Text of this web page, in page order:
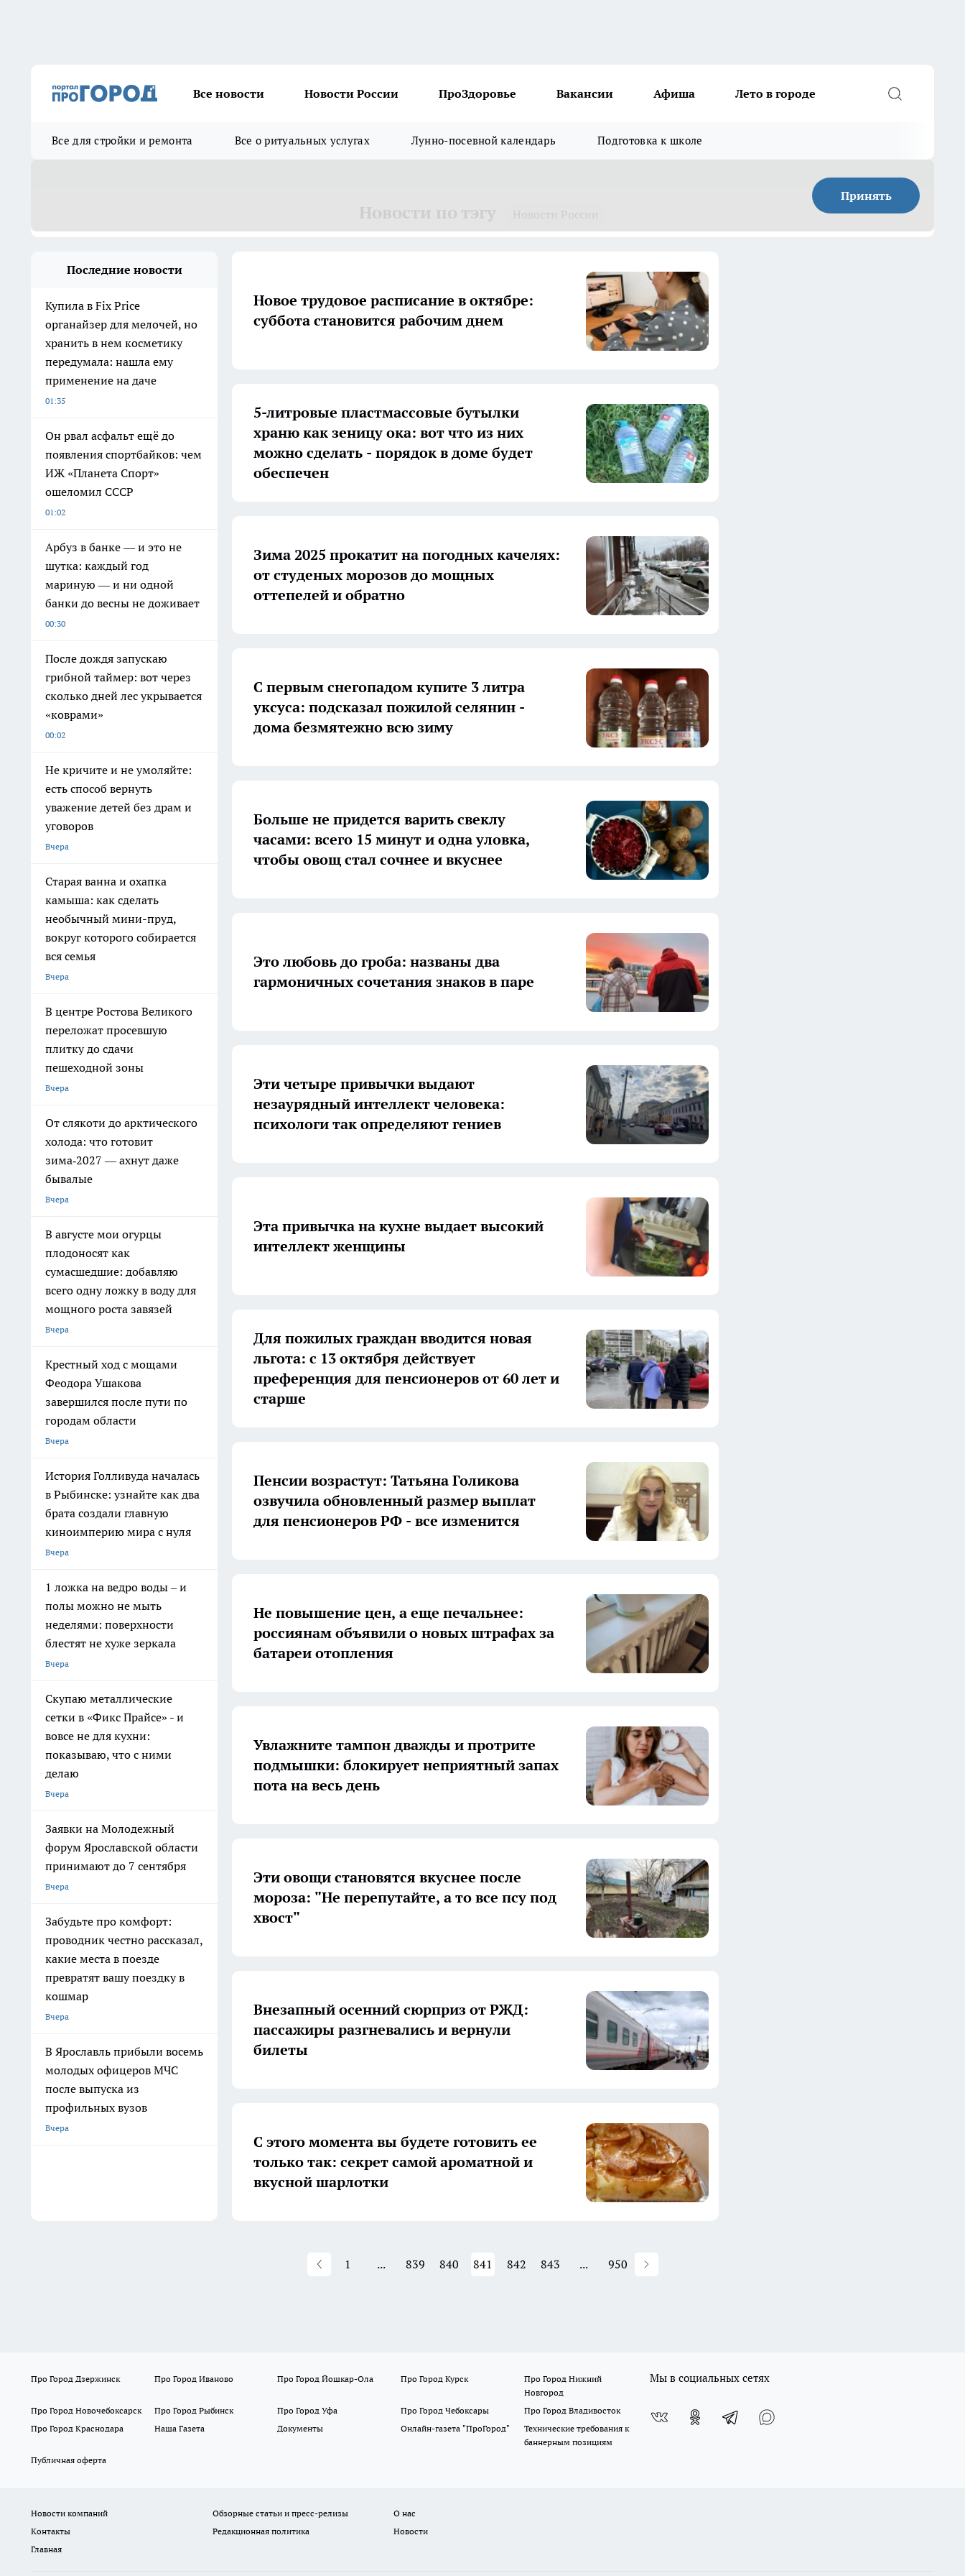
Все новости Новости России ПроЗдоровье Вакансии Афиша Лето в городе
Все для стройки и ремонта Все о ритуальных услугах Лунно-посевной календарь Подготовка к школе
Принять
Последние новости
Купила в Fix Price
органайзер для мелочей, но
хранить в нем косметику
передумала: нашла ему
применение на даче
01:35
Он рвал асфальт ещё до
появления спортбайков: чем
ИЖ «Планета Спорт»
ошеломил СССР
01:02
Арбуз в банке — и это не
шутка: каждый год
мариную — и ни одной
банки до весны не доживает
00:30
После дождя запускаю
грибной таймер: вот через
сколько дней лес укрывается
«коврами»
00:02
Не кричите и не умоляйте:
есть способ вернуть
уважение детей без драм и
уговоров
Вчера
Старая ванна и охапка
камыша: как сделать
необычный мини-пруд,
вокруг которого собирается
вся семья
Вчера
В центре Ростова Великого
переложат просевшую
плитку до сдачи
пешеходной зоны
Вчера
От слякоти до арктического
холода: что готовит
зима‑2027 — ахнут даже
бывалые
Вчера
В августе мои огурцы
плодоносят как
сумасшедшие: добавляю
всего одну ложку в воду для
мощного роста завязей
Вчера
Крестный ход с мощами
Феодора Ушакова
завершился после пути по
городам области
Вчера
История Голливуда началась
в Рыбинске: узнайте как два
брата создали главную
киноимперию мира с нуля
Вчера
1 ложка на ведро воды – и
полы можно не мыть
неделями: поверхности
блестят не хуже зеркала
Вчера
Скупаю металлические
сетки в «Фикс Прайсе» - и
вовсе не для кухни:
показываю, что с ними
делаю
Вчера
Заявки на Молодежный
форум Ярославской области
принимают до 7 сентября
Вчера
Забудьте про комфорт:
проводник честно рассказал,
какие места в поезде
превратят вашу поездку в
кошмар
Вчера
В Ярославль прибыли восемь
молодых офицеров МЧС
после выпуска из
профильных вузов
Вчера
Новое трудовое расписание в октябре:
суббота становится рабочим днем
5-литровые пластмассовые бутылки
храню как зеницу ока: вот что из них
можно сделать - порядок в доме будет
обеспечен
Зима 2025 прокатит на погодных качелях:
от студеных морозов до мощных
оттепелей и обратно
С первым снегопадом купите 3 литра
уксуса: подсказал пожилой селянин -
дома безмятежно всю зиму
Больше не придется варить свеклу
часами: всего 15 минут и одна уловка,
чтобы овощ стал сочнее и вкуснее
Это любовь до гроба: названы два
гармоничных сочетания знаков в паре
Эти четыре привычки выдают
незаурядный интеллект человека:
психологи так определяют гениев
Эта привычка на кухне выдает высокий
интеллект женщины
Для пожилых граждан вводится новая
льгота: с 13 октября действует
преференция для пенсионеров от 60 лет и
старше
Пенсии возрастут: Татьяна Голикова
озвучила обновленный размер выплат
для пенсионеров РФ - все изменится
Не повышение цен, а еще печальнее:
россиянам объявили о новых штрафах за
батареи отопления
Увлажните тампон дважды и протрите
подмышки: блокирует неприятный запах
пота на весь день
Эти овощи становятся вкуснее после
мороза: "Не перепутайте, а то все псу под
хвост"
Внезапный осенний сюрприз от РЖД:
пассажиры разгневались и вернули
билеты
С этого момента вы будете готовить ее
только так: секрет самой ароматной и
вкусной шарлотки
1 ... 839 840 841 842 843 ... 950
Про Город Дзержинск Про Город Иваново Про Город Йошкар-Ола Про Город Курск
Про Город Нижний
Новгород
Про Город Новочебоксарск
Про Город Рыбинск Про Город Уфа Про Город Чебоксары
Про Город Владивосток
Про Город Краснодара
Наша Газета Документы Онлайн-газета "ПроГород"
Технические требования к
баннерным позициям
Публичная оферта
Мы в социальных сетях
Новости компаний Обзорные статьи и пресс-релизы
О нас
Контакты
Редакционная политика
Новости
Главная